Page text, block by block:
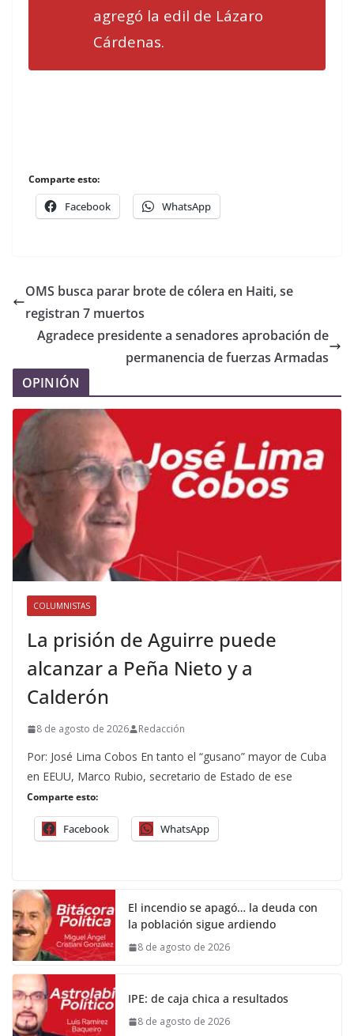
agregó la edil de Lázaro
Cárdenas.
Comparte esto:
Facebook WhatsApp
OMS busca parar brote de cólera en Haiti, se
registran 7 muertos
Agradece presidente a senadores aprobación de
permanencia de fuerzas Armadas
OPINIÓN
COLUMNISTAS
La prisión de Aguirre puede
alcanzar a Peña Nieto y a
Calderón
8 de agosto de 2026 Redacción
Por: José Lima Cobos En tanto el “gusano” mayor de Cuba
en EEUU, Marco Rubio, secretario de Estado de ese
Comparte esto:
Facebook WhatsApp
El incendio se apagó… la deuda con
la población sigue ardiendo
8 de agosto de 2026
IPE: de caja chica a resultados
8 de agosto de 2026